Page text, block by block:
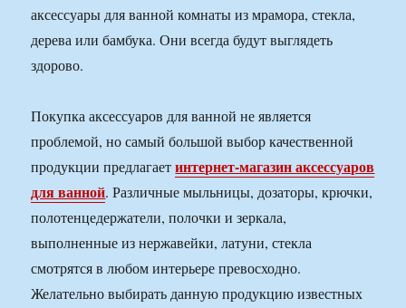
аксессуары для ванной комнаты из мрамора, стекла,
дерева или бамбука. Они всегда будут выглядеть
здорово.
Покупка аксессуаров для ванной не является
проблемой, но самый большой выбор качественной
продукции предлагаетинтернет-магазин аксессуаров
для ванной. Различные мыльницы, дозаторы, крючки,
полотенцедержатели, полочки и зеркала,
выполненные из нержавейки, латуни, стекла
смотрятся в любом интерьере превосходно.
Желательно выбирать данную продукцию известных